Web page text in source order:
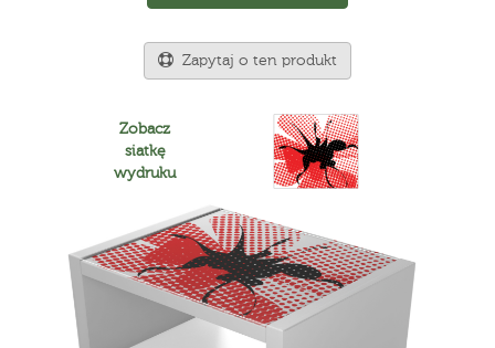
Zapytaj o ten produkt
Zobacz
siatkę
wydruku